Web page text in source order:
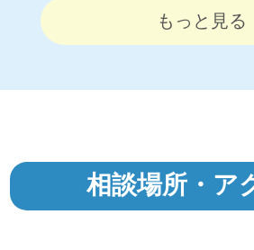
もっと見る
相談場所・ア